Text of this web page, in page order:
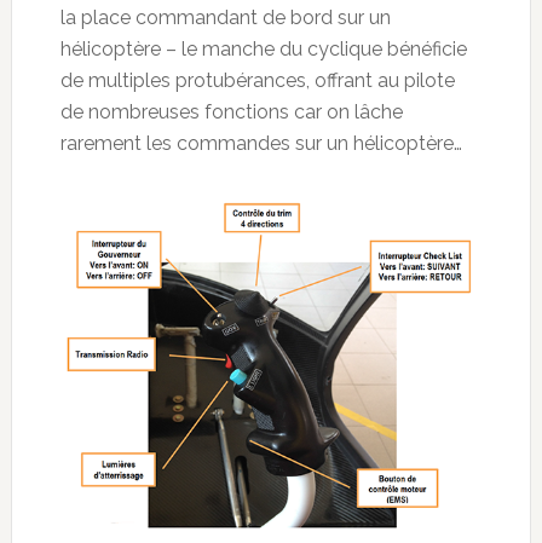
la place commandant de bord sur un
hélicoptère – le manche du cyclique bénéficie
de multiples protubérances, offrant au pilote
de nombreuses fonctions car on lâche
rarement les commandes sur un hélicoptère…